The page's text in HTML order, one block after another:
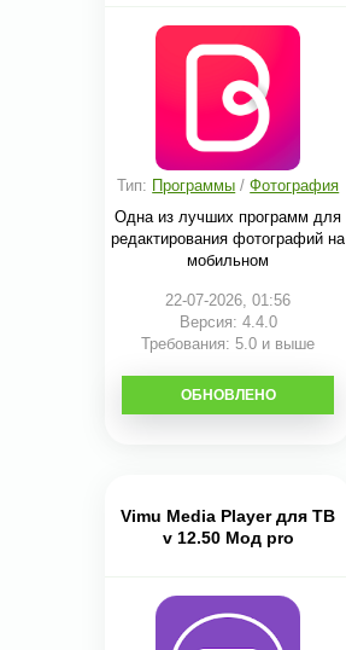
Тип: Программы /Фотография
Одна из лучших программ для
редактирования фотографий на
мобильном
22-07-2026, 01:56
Версия: 4.4.0
Требования: 5.0 и выше
СКАЧАТЬ
ОБНОВЛЕНО
Vimu Media Player для ТВ
v 12.50 Мод pro